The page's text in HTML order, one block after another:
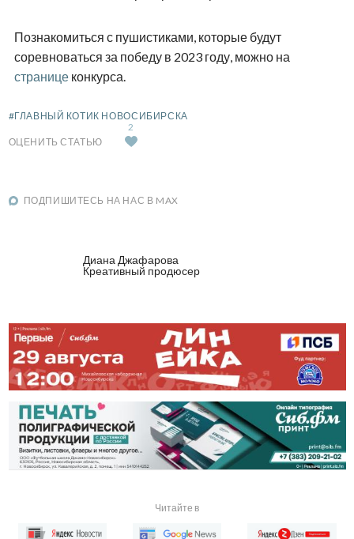
Познакомиться с пушистиками, которые будут
соревноваться за победу в 2023 году, можно на
страницеконкурса.
#ГЛАВНЫЙ КОТИК НОВОСИБИРСКА
ОЦЕНИТЬ СТАТЬЮ
2
ПОДПИШИТЕСЬ НА НАС В MAX
Диана Джафарова
Креативный продюсер
Читайте в